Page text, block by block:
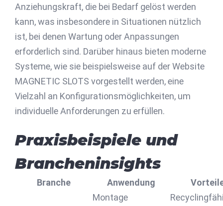
Anziehungskraft, die bei Bedarf gelöst werden
kann, was insbesondere in Situationen nützlich
ist, bei denen Wartung oder Anpassungen
erforderlich sind. Darüber hinaus bieten moderne
Systeme, wie sie beispielsweise auf der Website
MAGNETIC SLOTS vorgestellt werden, eine
Vielzahl an Konfigurationsmöglichkeiten, um
individuelle Anforderungen zu erfüllen.
Praxisbeispiele und
Brancheninsights
Branche Anwendung
Montage